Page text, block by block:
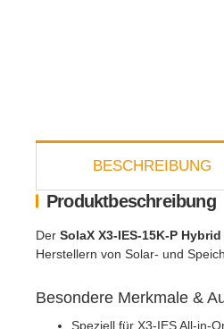
BESCHREIBUNG
Produktbeschreibung
Der SolaX X3-IES-15K-P Hybrid
Herstellern von Solar- und
Besondere Merkmale &
Speziell für X3-IES All-in-